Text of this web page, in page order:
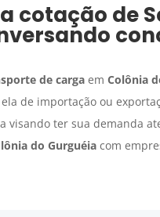
cotação de
de cargaem Colônia
de importação ou
visando ter sua demanda
do Gurguéiacom